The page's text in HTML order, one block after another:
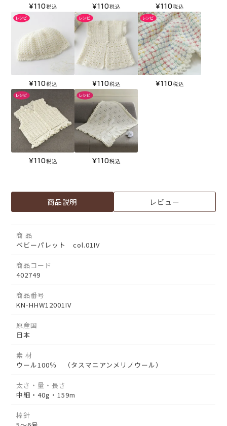
¥110税込 ¥110税込 ¥110税込
¥110税込 ¥110税込 ¥110税込
¥110税込 ¥110税込
商品説明 レビュー
商 品
ベビーパレット col.01IV
商品コード
402749
商品番号
KN-HHW12001IV
原産国
日本
素 材
ウール100％ （タスマニアンメリノウール）
太さ・量・長さ
中細・40g・159m
棒針